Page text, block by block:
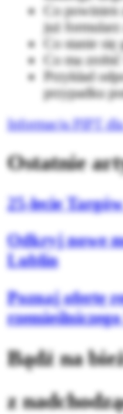
Co
już formularz
Co stanie
Co ma
Przykład
przypadku
Informacja PIPT
Ostatnie
25-lecie
Odkryj nowe
Lublin
Poznaj ofertę
Bądź na
z